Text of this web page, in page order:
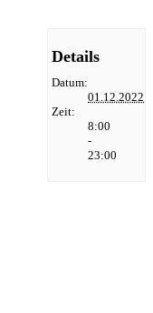
Details
Datum:
01.12.2022
Zeit:
8:00
-
23:00